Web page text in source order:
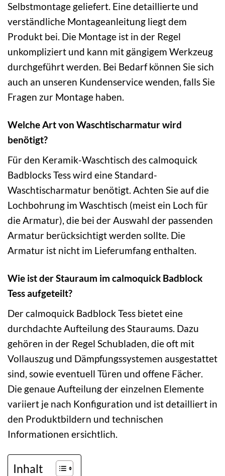
Selbstmontage geliefert. Eine detaillierte und
verständliche Montageanleitung liegt dem
Produkt bei. Die Montage ist in der Regel
unkompliziert und kann mit gängigem Werkzeug
durchgeführt werden. Bei Bedarf können Sie sich
auch an unseren Kundenservice wenden, falls Sie
Fragen zur Montage haben.
Welche Art von Waschtischarmatur wird
benötigt?
Für den Keramik-Waschtisch des calmoquick
Badblocks Tess wird eine Standard-
Waschtischarmatur benötigt. Achten Sie auf die
Lochbohrung im Waschtisch (meist ein Loch für
die Armatur), die bei der Auswahl der passenden
Armatur berücksichtigt werden sollte. Die
Armatur ist nicht im Lieferumfang enthalten.
Wie ist der Stauraum im calmoquick Badblock
Tess aufgeteilt?
Der calmoquick Badblock Tess bietet eine
durchdachte Aufteilung des Stauraums. Dazu
gehören in der Regel Schubladen, die oft mit
Vollauszug und Dämpfungssystemen ausgestattet
sind, sowie eventuell Türen und offene Fächer.
Die genaue Aufteilung der einzelnen Elemente
variiert je nach Konfiguration und ist detailliert in
den Produktbildern und technischen
Informationen ersichtlich.
Inhalt